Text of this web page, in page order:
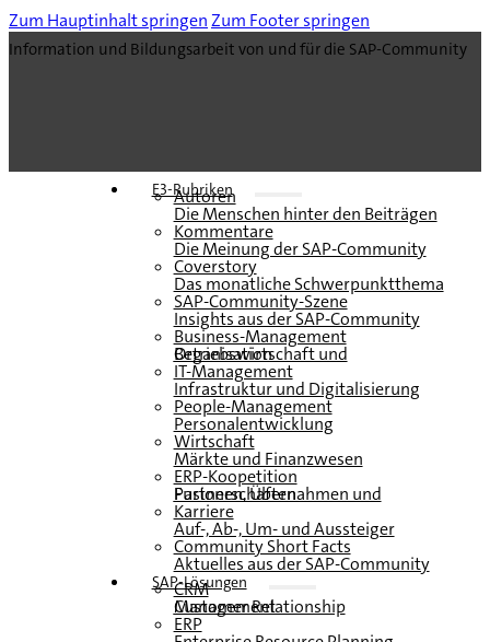
Zum Hauptinhalt springenZum Footer springen
Information und Bildungsarbeit von und für die SAP-Community
E3-Rubriken
Autoren
Die Menschen hinter den Beiträgen
Kommentare
Die Meinung der SAP-Community
Coverstory
Das monatliche Schwerpunktthema
SAP-Community-Szene
Insights aus der SAP-Community
Business-Management
Betriebswirtschaft und Organisation
IT-Management
Infrastruktur und Digitalisierung
People-Management
Personalentwicklung
Wirtschaft
Märkte und Finanzwesen
ERP-Koopetition
Fusionen, Übernahmen und Partnerschaften
Karriere
Auf-, Ab-, Um- und Aussteiger
Community Short Facts
Aktuelles aus der SAP-Community
SAP-Lösungen
CRM
Customer Relationship Management
ERP